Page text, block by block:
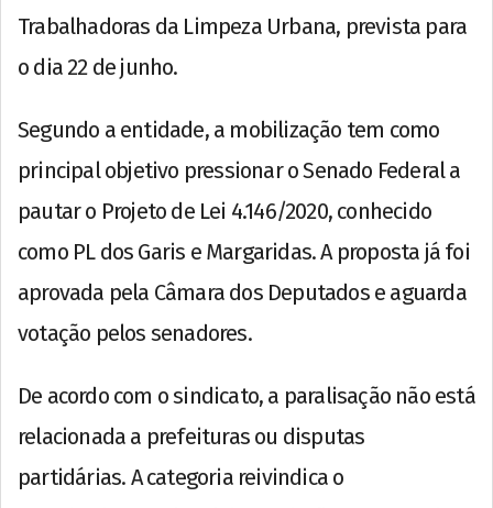
Trabalhadoras da Limpeza Urbana, prevista para
o dia 22 de junho.
Segundo a entidade, a mobilização tem como
principal objetivo pressionar o Senado Federal a
pautar o Projeto de Lei 4.146/2020, conhecido
como PL dos Garis e Margaridas. A proposta já foi
aprovada pela Câmara dos Deputados e aguarda
votação pelos senadores.
De acordo com o sindicato, a paralisação não está
relacionada a prefeituras ou disputas
partidárias. A categoria reivindica o